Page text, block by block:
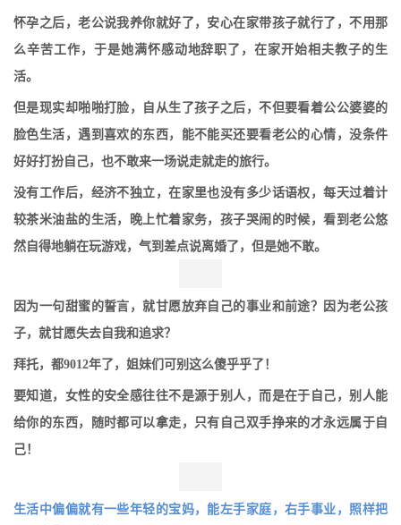
怀孕之后，老公说我养你就好了，安心在家带孩子就行了，不用那
么辛苦工作，于是她满怀感动地辞职了，在家开始相夫教子的生
活。
但是现实却啪啪打脸，自从生了孩子之后，不但要看着公公婆婆的
脸色生活，遇到喜欢的东西，能不能买还要看老公的心情，没条件
好好打扮自己，也不敢来一场说走就走的旅行。
没有工作后，经济不独立，在家里也没有多少话语权，每天过着计
较茶米油盐的生活，晚上忙着家务，孩子哭闹的时候，看到老公悠
然自得地躺在玩游戏，气到差点说离婚了，但是她不敢。
因为一句甜蜜的誓言，就甘愿放弃自己的事业和前途？因为老公孩
子，就甘愿失去自我和追求？
拜托，都9012年了，姐妹们可别这么傻乎乎了！
要知道，女性的安全感往往不是源于别人，而是在于自己，别人能
给你的东西，随时都可以拿走，只有自己双手挣来的才永远属于自
己！
生活中偏偏就有一些年轻的宝妈，能左手家庭，右手事业，照样把